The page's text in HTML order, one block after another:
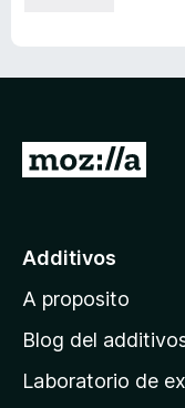
a
g
n
Additivos
A proposito
Blog del
Laboratorio de